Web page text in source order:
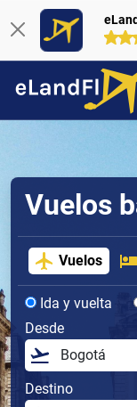
Vuelos
Vuelos
Ida y vuelta
Desde
Destino